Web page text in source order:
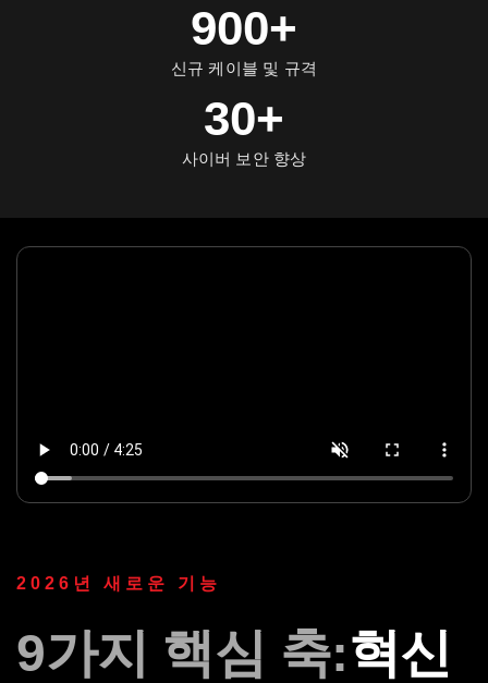
900+
신규 케이블 및 규격
30+
사이버 보안 향상
2026년 새로운 기능
9가지 핵심 축:혁신